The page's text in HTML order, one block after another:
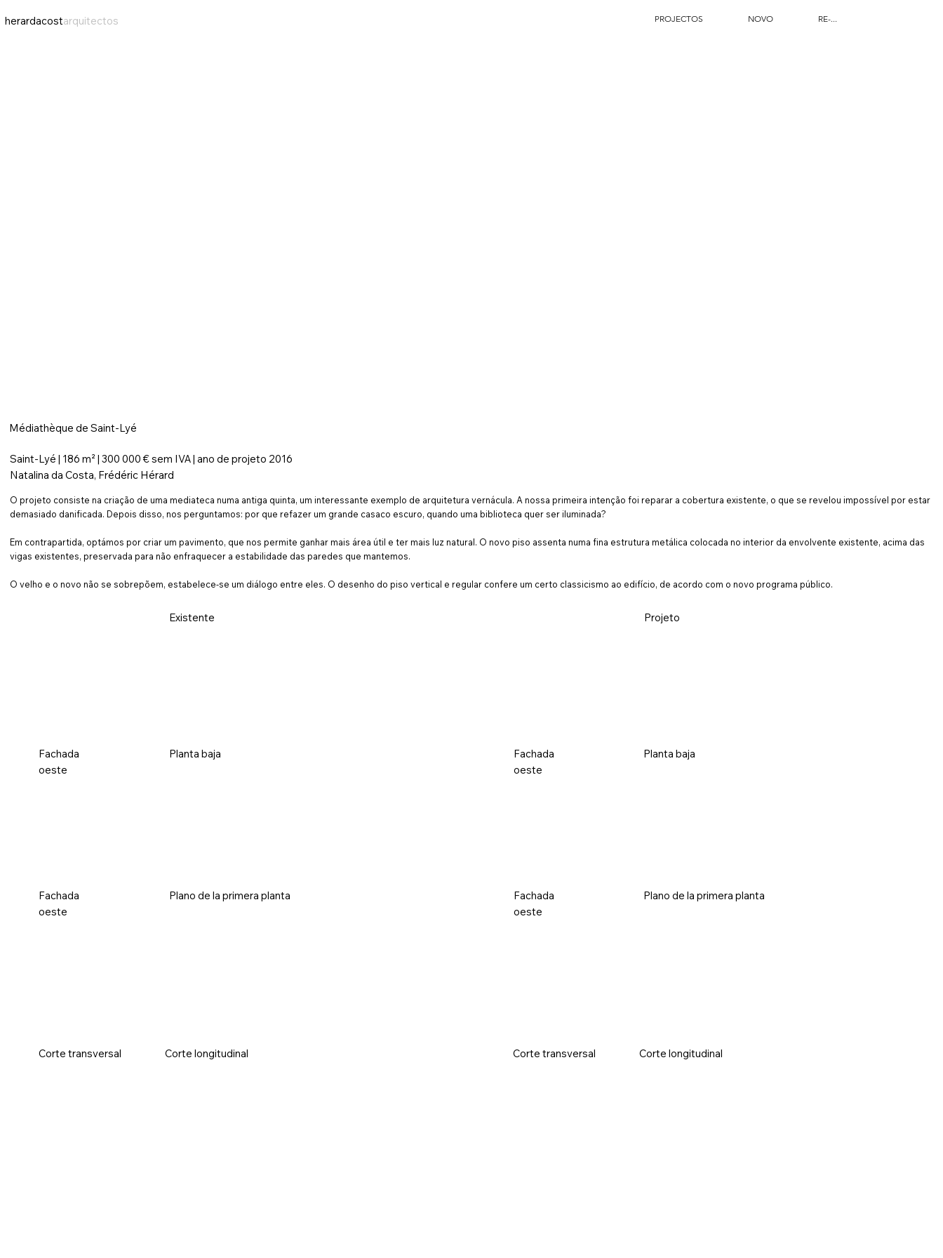
herardacostarquitectos PROJECTOS NOVO RE-...
Médiathèque de Saint-Lyé
Saint-Lyé | 186 m² | 300 000 € sem IVA | ano de projeto 2016
Natalina da Costa, Frédéric Hérard
O projeto consiste na criação de uma mediateca numa antiga quinta, um interessante exemplo de arquitetura vernácula. A nossa primeira intenção foi reparar a cobertura existente, o que se revelou impossível por estar
demasiado danificada. Depois disso, nos perguntamos: por que refazer um grande casaco escuro, quando uma biblioteca quer ser iluminada?
Em contrapartida, optámos por criar um pavimento, que nos permite ganhar mais área útil e ter mais luz natural. O novo piso assenta numa fina estrutura metálica colocada no interior da envolvente existente, acima das
vigas existentes, preservada para não enfraquecer a estabilidade das paredes que mantemos.
O velho e o novo não se sobrepõem, estabelece-se um diálogo entre eles. O desenho do piso vertical e regular confere um certo classicismo ao edifício, de acordo com o novo programa público.
Planta baja
Plano de la primera planta
Corte transversal
Existente
Fachada
oeste
Fachada
oeste
Corte longitudinal
Planta baja
Plano de la primera planta
Corte transversal
Projeto
Fachada
oeste
Fachada
oeste
Corte longitudinal